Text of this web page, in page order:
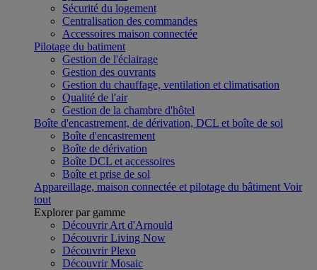
Sécurité du logement
Centralisation des commandes
Accessoires maison connectée
Pilotage du batiment
Gestion de l'éclairage
Gestion des ouvrants
Gestion du chauffage, ventilation et climatisation
Qualité de l'air
Gestion de la chambre d'hôtel
Boîte d'encastrement, de dérivation, DCL et boîte de sol
Boîte d'encastrement
Boîte de dérivation
Boîte DCL et accessoires
Boîte et prise de sol
Appareillage, maison connectée et pilotage du bâtiment Voir
tout
Explorer par gamme
Découvrir Art d'Arnould
Découvrir Living Now
Découvrir Plexo
Découvrir Mosaic